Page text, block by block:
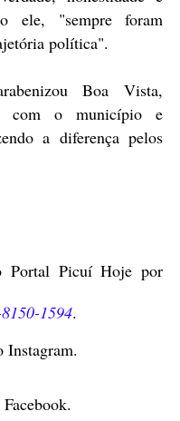
ele, "sempre foram
política".
Boa Vista,
com o município e
a diferença pelos
Portal Picuí Hoje por
1594.
Instagram.